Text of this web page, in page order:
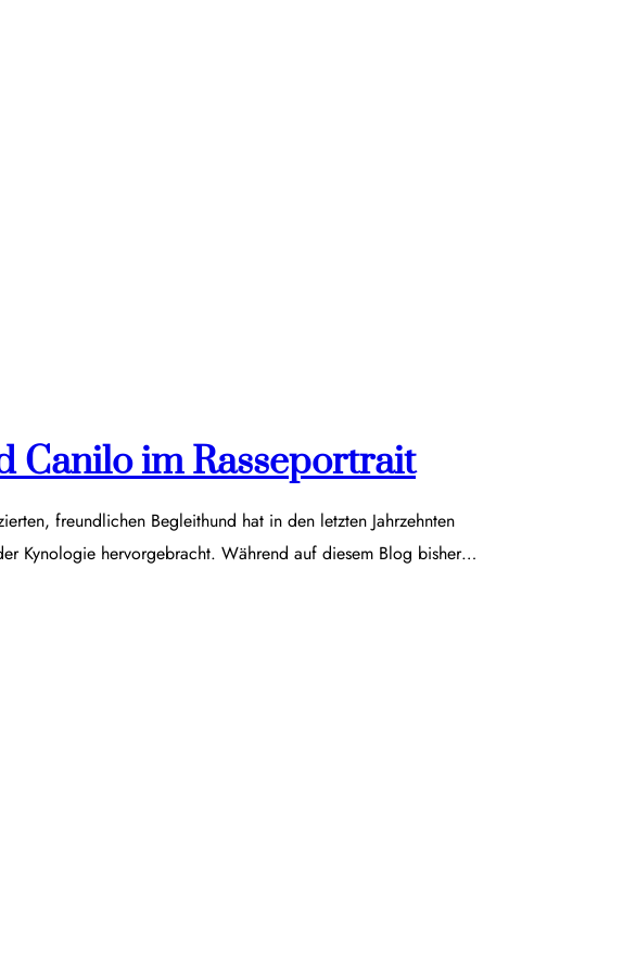
Canilo im Rasseportrait
freundlichen Begleithund hat in den letzten Jahrzehnten
Kynologie hervorgebracht. Während auf diesem Blog bisher…